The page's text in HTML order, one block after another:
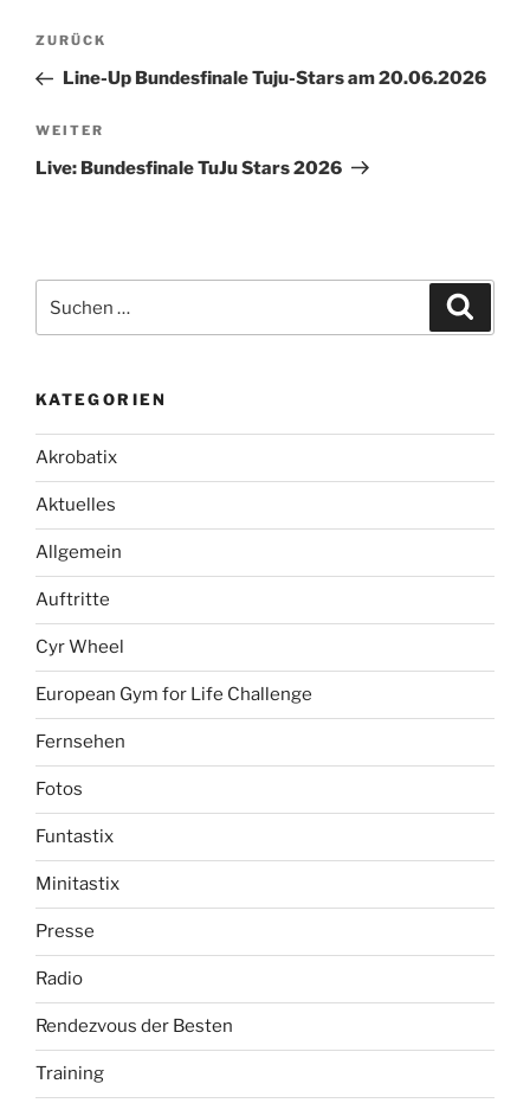
Beitragsnavigation
Vorheriger
Beitrag
ZURÜCK
Line-Up Bundesfinale Tuju-Stars am 20.06.2026
Nächster
Beitrag
WEITER
Live: Bundesfinale TuJu Stars 2026
nach:
KATEGORIEN
Akrobatix
Aktuelles
Allgemein
Auftritte
Cyr Wheel
European Gym for Life Challenge
Fernsehen
Fotos
Funtastix
Minitastix
Presse
Radio
Rendezvous der Besten
Training